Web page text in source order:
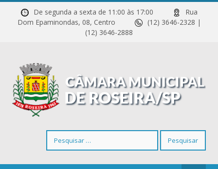
De segunda a sexta de 11:00 às 17:00
Rua
Dom Epaminondas, 08, Centro
(12) 3646-2328 |
(12) 3646-2888
por: